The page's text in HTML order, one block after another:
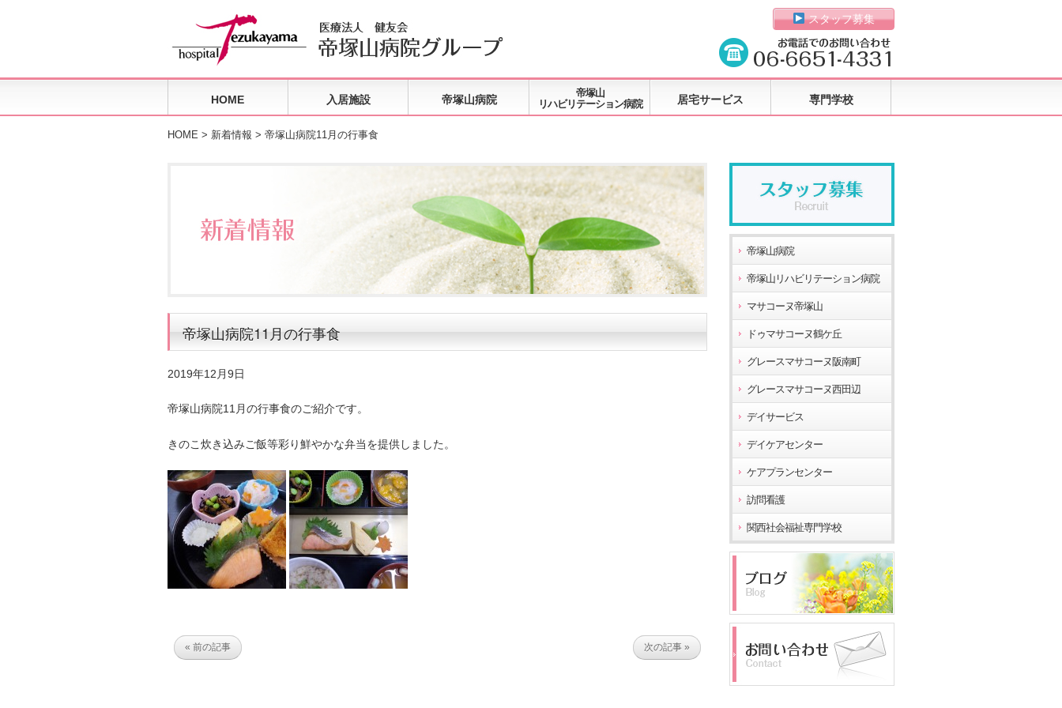
スタッフ募集
HOME 入居施設 帝塚山病院
帝塚山
リハビリテーション病院
居宅サービス 専門学校
HOME > 新着情報 > 帝塚山病院11月の行事食
帝塚山病院11月の行事食
2019年12月9日
帝塚山病院11月の行事食のご紹介です。
きのこ炊き込みご飯等彩り鮮やかな弁当を提供しました。
« 前の記事 次の記事 »
帝塚山病院
帝塚山リハビリテーション病院
マサコーヌ帝塚山
ドゥマサコーヌ鶴ケ丘
グレースマサコーヌ阪南町
グレースマサコーヌ西田辺
デイサービス
デイケアセンター
ケアプランセンター
訪問看護
関西社会福祉専門学校